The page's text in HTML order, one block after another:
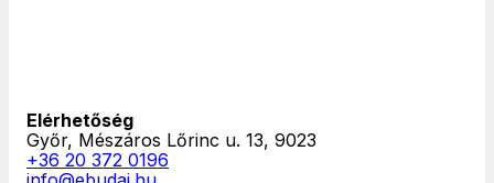
Elérhetőség
Győr, Mészáros Lőrinc u. 13, 9023
+36 20 372 0196